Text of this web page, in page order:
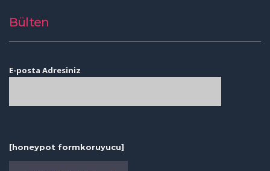
Bülten
E-posta Adresiniz
[honeypot formkoruyucu]